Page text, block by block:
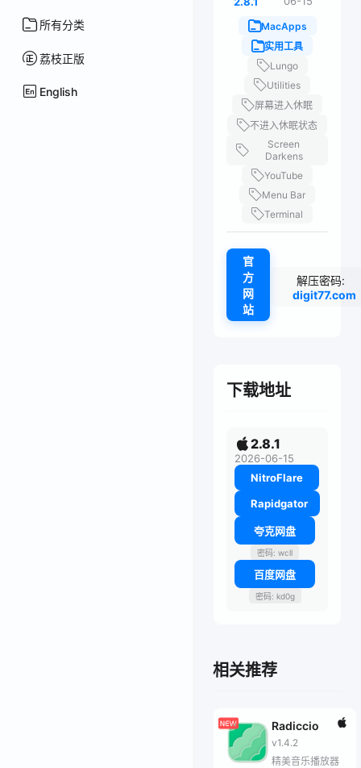
所有分类
荔枝正版
English
MacApps
实用工具
Lungo
Utilities
屏幕进入休眠
不进入休眠状态
Screen
Darkens
YouTube
Menu Bar
Terminal
官
方
网
站
解压密码:
digit77.com
下载地址
2.8.1
2026-06-15
NitroFlare
Rapidgator
夸克网盘
密码: wcll
百度网盘
密码: kd0g
相关推荐
Radiccio
v1.4.2
精美音乐播放器